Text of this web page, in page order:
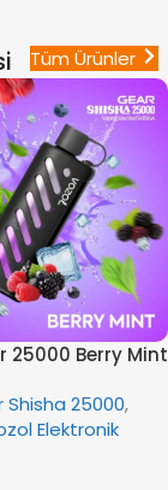
Tüm Ürünler
25000 Berry Mint
Shisha 25000,
Elektronik